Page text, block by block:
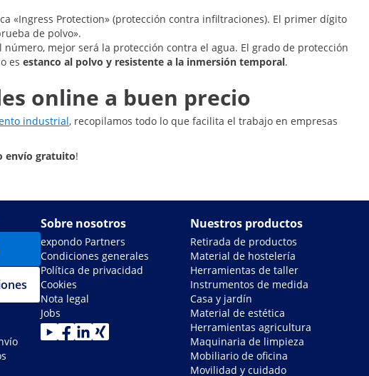
«Ingress Protection» (protección contra infiltraciones). El primer dígito
de polvo».
mejor será la protección contra el agua. El grado de protección
es estanco al polvo y resistente a la inmersión temporal.
online a buen precio
industrial, recopilamos todo lo que facilita el trabajo en empresas
envío gratuito!
Sobre nosotros
expondo Partners
Condiciones generales
Política de privacidad
Cookies
Nota legal
Jobs
Nuestros productos
Retirada de productos
Material de hostelería
Herramientas de taller
Instrumentos de medida
Casa y jardín
Material de estética
Herramientas agricultura
Maquinaria de limpieza
Mobiliario de oficina
Movilidad y cuidado